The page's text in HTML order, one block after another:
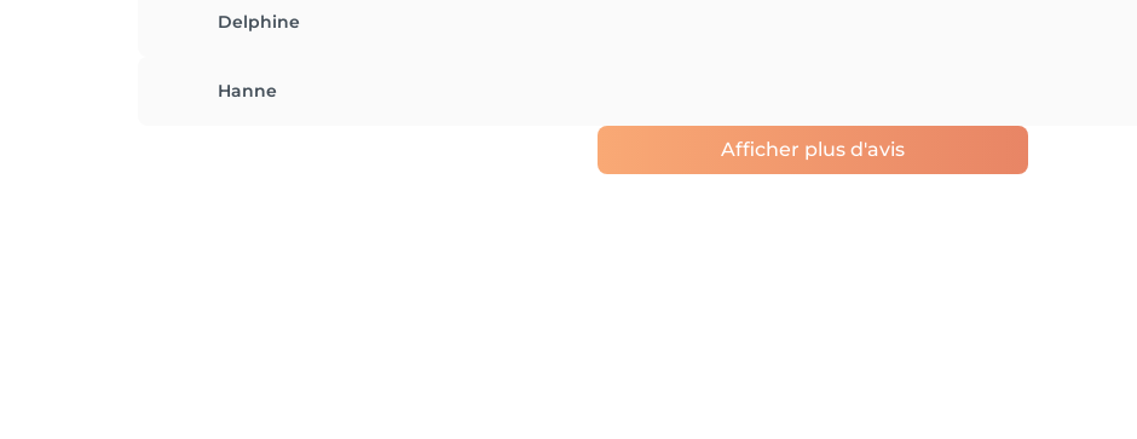
Delphine
Hanne
Afficher plus d'avis